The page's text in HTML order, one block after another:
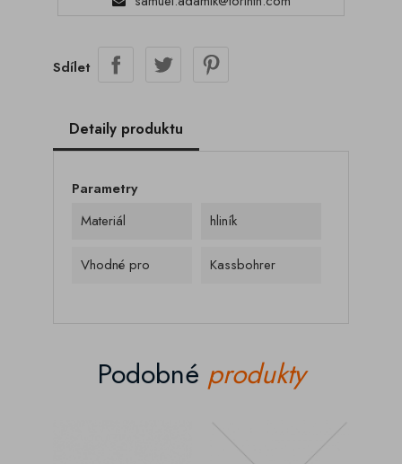
Sdílet
Detaily produktu
Parametry
Materiál
hliník
Vhodné pro Kassbohrer
Podobné produkty